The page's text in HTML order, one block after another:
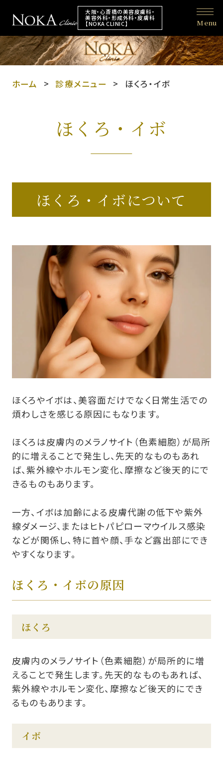
大阪・心斎橋の美容皮膚科・
美容外科・形成外科・皮膚科
【NOKA CLINIC】
Menu
ホーム 診療メニュー ほくろ・イボ
ほくろ・イボ
ほくろ・イボについて
ほくろやイボは、美容面だけでなく日常生活での
煩わしさを感じる原因にもなります。
ほくろは皮膚内のメラノサイト（色素細胞）が局所
的に増えることで発生し、先天的なものもあれ
ば、紫外線やホルモン変化、摩擦など後天的にで
きるものもあります。
一方、イボは加齢による皮膚代謝の低下や紫外
線ダメージ、またはヒトパピローマウイルス感染
などが関係し、特に首や顔、手など露出部にでき
やすくなります。
ほくろ・イボの原因
ほくろ
皮膚内のメラノサイト（色素細胞）が局所的に増
えることで発生します。先天的なものもあれば、
紫外線やホルモン変化、摩擦など後天的にでき
るものもあります。
イボ